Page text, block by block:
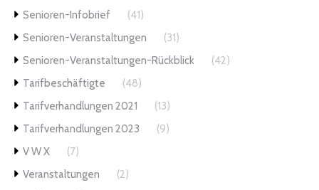
Senioren-Infobrief
(41)
Senioren-Veranstaltungen
(31)
Senioren-Veranstaltungen-Rückblick
(42)
Tarifbeschäftigte
(48)
Tarifverhandlungen 2021
(13)
Tarifverhandlungen 2023
(9)
V W X
(7)
Veranstaltungen
(2)